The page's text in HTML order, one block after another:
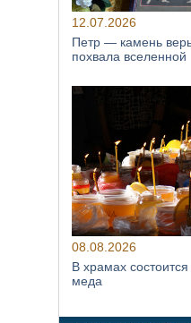
12.07.2026
Петр — камень
похвала вселенной
08.08.2026
В храмах
меда